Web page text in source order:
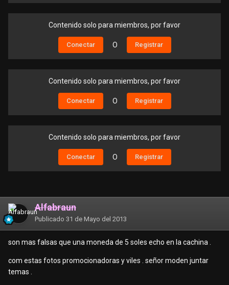
Contenido solo para miembros, por favor
Conectar O Registrar
Contenido solo para miembros, por favor
Conectar O Registrar
Contenido solo para miembros, por favor
Conectar O Registrar
Alfabraun
Publicado 31 de Mayo del 2013
son mas falsas que una moneda de 5 soles echo en la cachina .
com estas fotos promocionadoras y viles . señor moden juntar
temas .